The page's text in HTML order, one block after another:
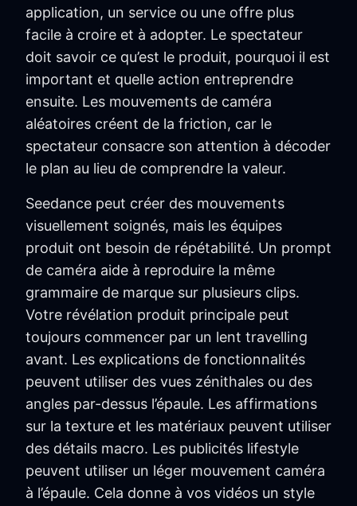
application, un service ou une offre plus
facile à croire et à adopter. Le spectateur
doit savoir ce qu’est le produit, pourquoi il est
important et quelle action entreprendre
ensuite. Les mouvements de caméra
aléatoires créent de la friction, car le
spectateur consacre son attention à décoder
le plan au lieu de comprendre la valeur.
Seedance peut créer des mouvements
visuellement soignés, mais les équipes
produit ont besoin de répétabilité. Un prompt
de caméra aide à reproduire la même
grammaire de marque sur plusieurs clips.
Votre révélation produit principale peut
toujours commencer par un lent travelling
avant. Les explications de fonctionnalités
peuvent utiliser des vues zénithales ou des
angles par-dessus l’épaule. Les affirmations
sur la texture et les matériaux peuvent utiliser
des détails macro. Les publicités lifestyle
peuvent utiliser un léger mouvement caméra
à l’épaule. Cela donne à vos vidéos un style